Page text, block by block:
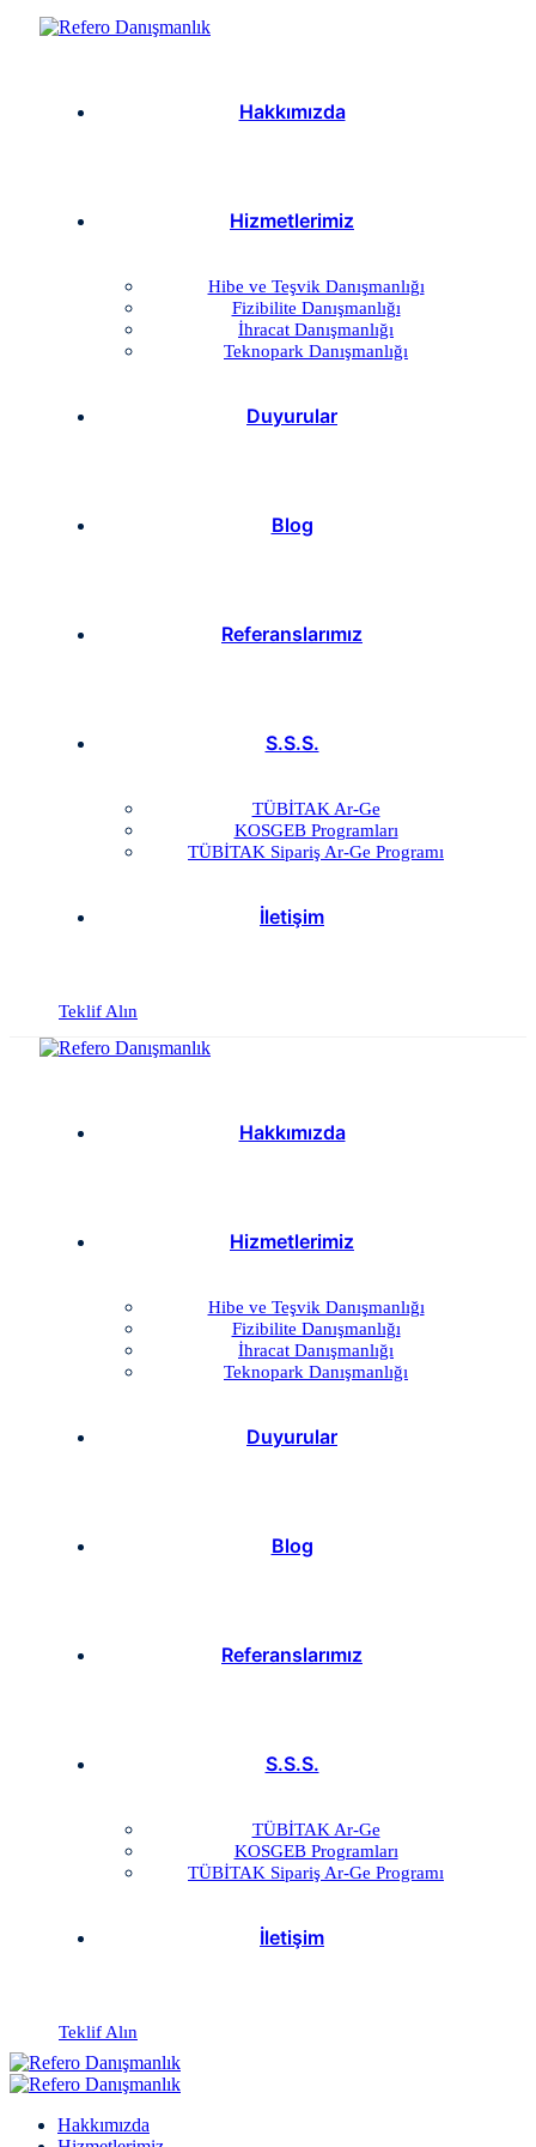
Hakkımızda
Hizmetlerimiz
Hibe ve Teşvik Danışmanlığı
Fizibilite Danışmanlığı
İhracat Danışmanlığı
Teknopark Danışmanlığı
Duyurular
Blog
Referanslarımız
S.S.S.
TÜBİTAK Ar-Ge
KOSGEB Programları
TÜBİTAK Sipariş Ar-Ge Programı
İletişim
Teklif Alın
Hakkımızda
Hizmetlerimiz
Hibe ve Teşvik Danışmanlığı
Fizibilite Danışmanlığı
İhracat Danışmanlığı
Teknopark Danışmanlığı
Duyurular
Blog
Referanslarımız
S.S.S.
TÜBİTAK Ar-Ge
KOSGEB Programları
TÜBİTAK Sipariş Ar-Ge Programı
İletişim
Teklif Alın
Hakkımızda